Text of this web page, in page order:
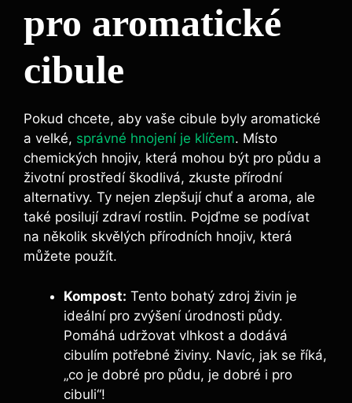
pro aromatické
cibule
Pokud chcete,⁢ aby vaše⁢ cibule byly aromatické
a velké, ⁢ správné hnojení‌ je klíčem. Místo
chemických‍ hnojiv, která ‌mohou⁢ být pro půdu a
životní prostředí škodlivá, zkuste⁢ přírodní
alternativy.⁤ Ty​ nejen zlepšují chuť a aroma, ale
také posilují zdraví rostlin. Pojďme‍ se podívat
⁢na několik skvělých přírodních hnojiv, která
můžete použít.
Kompost: Tento bohatý zdroj ⁣živin‌ je​
ideální pro zvýšení úrodnosti půdy.⁢
Pomáhá udržovat​ vlhkost a dodává
cibulím potřebné živiny. Navíc, jak se říká,
„co je dobré pro půdu,⁣ je dobré ⁣i pro
cibuli“!